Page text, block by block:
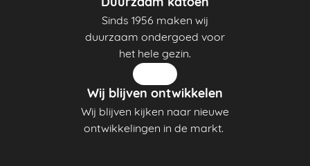
Duurzaam katoen
Sinds 1956 maken wij
duurzaam ondergoed voor
het hele gezin.
Wij blijven ontwikkelen
Wij blijven kijken naar nieuwe
ontwikkelingen in de markt.